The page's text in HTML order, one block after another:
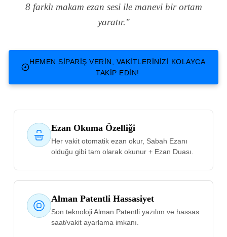
8 farklı makam ezan sesi ile manevi bir ortam
yaratır. "
HEMEN SIPARIŞ VERIN, VAKITLERINIZI KOLAYCA
TAKIP EDIN!
Ezan Okuma Özelliği
Her vakit otomatik ezan okur, Sabah Ezanı
olduğu gibi tam olarak okunur + Ezan Duası.
Alman Patentli Hassasiyet
Son teknoloji Alman Patentli yazılım ve hassas
saat/vakit ayarlama imkanı.